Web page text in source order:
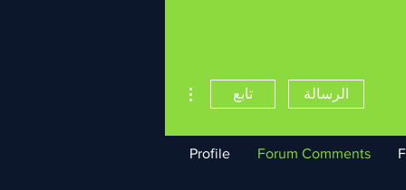
الرسالة تابع
Profile Forum Comments